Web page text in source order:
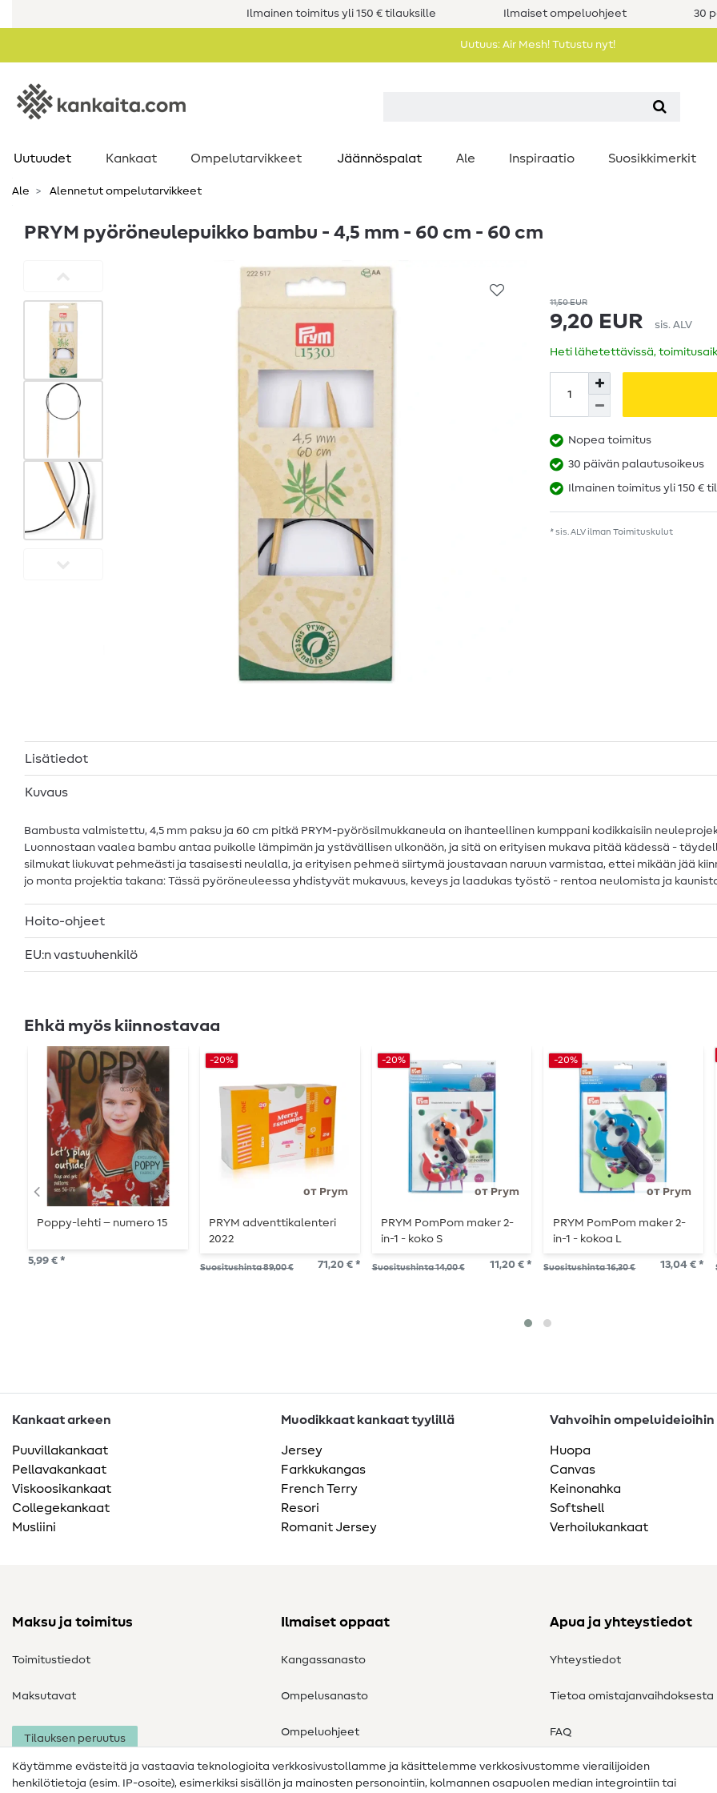
Ilmainen toimitus yli 150 € tilauksille Ilmaiset ompeluohjeet 30
Uutuus: Air Mesh! Tutustu nyt!
Uutuudet Kankaat Ompelutarvikkeet Jäännöspalat Ale Inspiraatio Suosikkimerkit
Ale Alennetut ompelutarvikkeet
PRYM pyöröneulepuikko bambu - 4,5 mm - 60 cm - 60 cm
11,50 EUR
9,20 EUR sis. ALV
Heti lähetettävissä,
Nopea toimitus
30 päivän palautusoikeus
Ilmainen toimitus yli 150 €
* sis. ALV ilman Toimituskulut
Lisätiedot
Kuvaus
Bambusta valmistettu, 4,5 mm paksu ja 60 cm pitkä PRYM-pyörösilmukkaneula on ihanteellinen kumppani kodikkaisiin
Luonnostaan vaalea bambu antaa puikolle lämpimän ja ystävällisen ulkonäön, ja sitä on erityisen mukava pitää kädessä -
silmukat liukuvat pehmeästi ja tasaisesti neulalla, ja erityisen pehmeä siirtymä joustavaan naruun varmistaa, ettei mikään jää
jo monta projektia takana: Tässä pyöröneuleessa yhdistyvät mukavuus, keveys ja laadukas työstö - rentoa neulomista ja
Hoito-ohjeet
EU:n vastuuhenkilö
Ehkä myös kiinnostavaa
Poppy-lehti – numero 15
5,99 € *
от Prym
-20%
PRYM adventtikalenteri
2022
Suositushinta 89,00 € 71,20 € *
от Prym
-20%
PRYM PomPom maker 2-
in-1 - koko S
Suositushinta 14,00 € 11,20 € *
от Prym
-20%
PRYM PomPom maker 2-
in-1 - kokoa L
Suositushinta 16,30 € 13,04 € *
Kankaat arkeen
Puuvillakankaat
Pellavakankaat
Viskoosikankaat
Collegekankaat
Musliini
Muodikkaat kankaat tyylillä
Jersey
Farkkukangas
French Terry
Resori
Romanit Jersey
Vahvoihin ompeluideioihin
Huopa
Canvas
Keinonahka
Softshell
Verhoilukankaat
Maksu ja toimitus
Toimitustiedot
Maksutavat
Tilauksen peruutus
Ilmaiset oppaat
Kangassanasto
Ompelusanasto
Ompeluohjeet
Apua ja yhteystiedot
Yhteystiedot
Tietoa omistajanvaihdoksesta
FAQ
Peruutusoikeus
Käytämme evästeitä ja vastaavia teknologioita verkkosivustollamme ja käsittelemme verkkosivustomme vierailijoiden
henkilötietoja (esim. IP-osoite), esimerkiksi sisällön ja mainosten personointiin, kolmannen osapuolen median integrointiin tai